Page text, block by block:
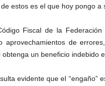
estos es el que hoy pongo a
Fiscal de la
aprovechamientos de
un beneficio indebido
evidente que el “engaño”